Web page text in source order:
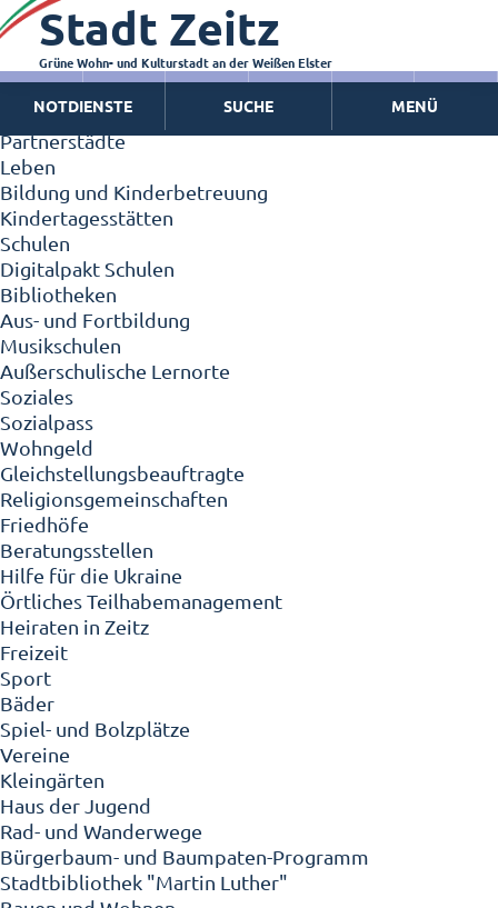
Zeitz - Die Kleinstadt
Willkommen in Zeitz!
Interview mit Oberbürgermeister Christian Thieme
Zeitz - Stadt der Zukunft
Ortschaften
Partnerstädte
Leben
Bildung und Kinderbetreuung
Kindertagesstätten
Schulen
Digitalpakt Schulen
Bibliotheken
Aus- und Fortbildung
Musikschulen
Außerschulische Lernorte
Soziales
Sozialpass
Wohngeld
Gleichstellungsbeauftragte
Religionsgemeinschaften
Friedhöfe
Beratungsstellen
Hilfe für die Ukraine
Örtliches Teilhabemanagement
Heiraten in Zeitz
Freizeit
Sport
Bäder
Spiel- und Bolzplätze
Vereine
Kleingärten
Haus der Jugend
Rad- und Wanderwege
Bürgerbaum- und Baumpaten-Programm
Stadtbibliothek "Martin Luther"
Stadt Zeitz
Grüne Wohn- und Kulturstadt an der Weißen Elster
NOTDIENSTE SUCHE MENÜ